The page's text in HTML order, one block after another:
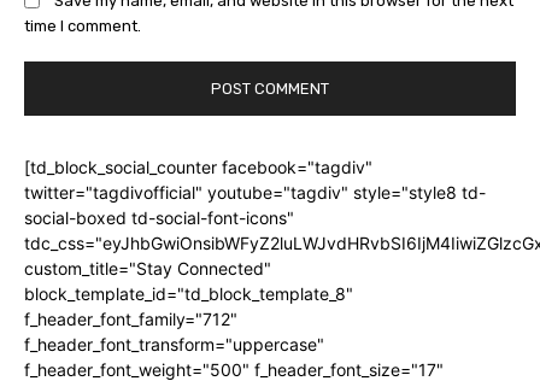
time I comment.
[td_block_social_counter facebook="tagdiv"
twitter="tagdivofficial" youtube="tagdiv" style="style8 td-
social-boxed td-social-font-icons"
custom_title="Stay Connected"
block_template_id="td_block_template_8"
f_header_font_family="712"
f_header_font_transform="uppercase"
f_header_font_weight="500" f_header_font_size="17"